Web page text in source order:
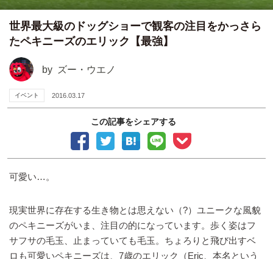
世界最大級のドッグショーで観客の注目をかっさら
たペキニーズのエリック【最強】
by ズー・ウエノ
イベント 2016.03.17
この記事をシェアする
可愛い…。
現実世界に存在する生き物とは思えない（?）ユニークな風貌
のペキニーズがいま、注目の的になっています。歩く姿はフ
サフサの毛玉、止まっていても毛玉。ちょろりと飛び出すベ
ロも可愛いペキニーズは、7歳のエリック（Eric、本名という